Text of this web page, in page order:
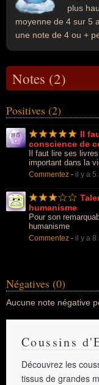
plus
moyenne de 4 sur 5
une note de 4 ou +
Notes (2)
Positives (2)
Il
conscience de
Il faut lire ses
important dans la
Commentez - il y a 5
humanisme
Pour son
humanisme
Commentez - il y a 8
Négatives (0)
Aucune note négative
Coussins
Découvrez les
tissus de grandes